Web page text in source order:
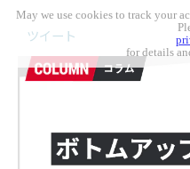
ツイート
May we use cookies to track your
for details